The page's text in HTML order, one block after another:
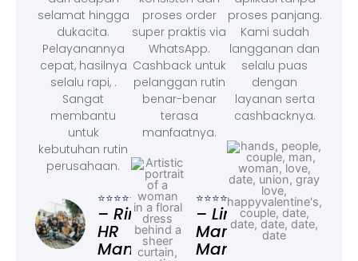
selamat hingga
dukacita.
Pelayanannya
cepat, hasilnya
selalu rapi, .
Sangat
membantu
untuk
kebutuhan rutin
perusahaan.
⭐⭐⭐⭐⭐
– Rina,
HR
Manager
proses order
super praktis via
WhatsApp.
Cashback untuk
pelanggan rutin
benar-benar
terasa
manfaatnya.
⭐⭐⭐⭐⭐
– Linda,
Marketing
Manager
proses panjang.
Kami sudah
langganan dan
selalu puas
dengan
layanan serta
cashbacknya.